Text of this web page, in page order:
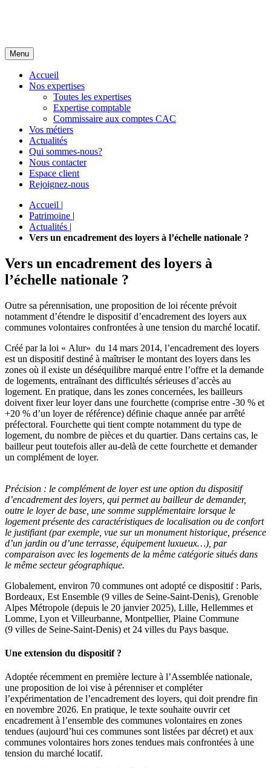
Menu
Accueil
Nos expertises
Toutes les expertises
Expertise comptable
Commissaire aux comptes CAC
Vos métiers
Actualités
Qui sommes-nous?
Nous contacter
Espace client
Rejoignez-nous
Accueil |
Patrimoine |
Actualités |
Vers un encadrement des loyers à l’échelle nationale ?
Vers un encadrement des loyers à
l’échelle nationale ?
Outre sa pérennisation, une proposition de loi récente prévoit
notamment d’étendre le dispositif d’encadrement des loyers aux
communes volontaires confrontées à une tension du marché locatif.
Créé par la loi « Alur» du 14 mars 2014, l’encadrement des loyers
est un dispositif destiné à maîtriser le montant des loyers dans les
zones où il existe un déséquilibre marqué entre l’offre et la demande
de logements, entraînant des difficultés sérieuses d’accès au
logement. En pratique, dans les zones concernées, les bailleurs
doivent fixer leur loyer dans une fourchette (comprise entre -30 % et
+20 % d’un loyer de référence) définie chaque année par arrêté
préfectoral. Fourchette qui tient compte notamment du type de
logement, du nombre de pièces et du quartier. Dans certains cas, le
bailleur peut toutefois aller au-delà de cette fourchette et demander
un complément de loyer.
Précision : le complément de loyer est une option du dispositif
d’encadrement des loyers, qui permet au bailleur de demander,
outre le loyer de base, une somme supplémentaire lorsque le
logement présente des caractéristiques de localisation ou de confort
le justifiant (par exemple, vue sur un monument historique, présence
d’un jardin ou d’une terrasse, équipement luxueux…), par
comparaison avec les logements de la même catégorie situés dans
le même secteur géographique.
Globalement, environ 70 communes ont adopté ce dispositif : Paris,
Bordeaux, Est Ensemble (9 villes de Seine-Saint-Denis), Grenoble
Alpes Métropole (depuis le 20 janvier 2025), Lille, Hellemmes et
Lomme, Lyon et Villeurbanne, Montpellier, Plaine Commune
(9 villes de Seine-Saint-Denis) et 24 villes du Pays basque.
Une extension du dispositif ?
Adoptée récemment en première lecture à l’Assemblée nationale,
une proposition de loi vise à pérenniser et compléter
l’expérimentation de l’encadrement des loyers, qui doit prendre fin
en novembre 2026. En pratique, le texte souhaite ouvrir cet
encadrement à l’ensemble des communes volontaires en zones
tendues (aujourd’hui ces communes sont listées par décret) et aux
communes volontaires hors zones tendues mais confrontées à une
tension du marché locatif.